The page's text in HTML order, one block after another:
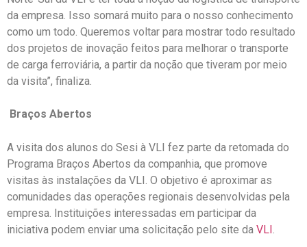
da empresa. Isso somará muito para o nosso conhecimento
como um todo. Queremos voltar para mostrar todo resultado
dos projetos de inovação feitos para melhorar o transporte
de carga ferroviária, a partir da noção que tiveram por meio
da visita”, finaliza.
Braços Abertos
A visita dos alunos do Sesi à VLI fez parte da retomada do
Programa Braços Abertos da companhia, que promove
visitas às instalações da VLI. O objetivo é aproximar as
comunidades das operações regionais desenvolvidas pela
empresa. Instituições interessadas em participar da
iniciativa podem enviar uma solicitação pelo site da VLI.